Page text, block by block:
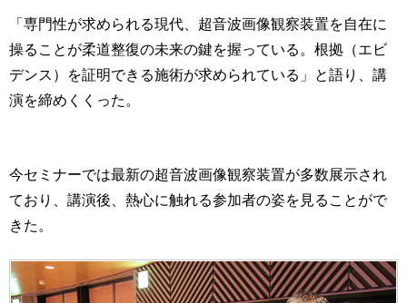
「専門性が求められる現代、超音波画像観察装置を自在に
操ることが柔道整復の未来の鍵を握っている。根拠（エビ
デンス）を証明できる施術が求められている」と語り、講
演を締めくくった。
今セミナーでは最新の超音波画像観察装置が多数展示され
ており、講演後、熱心に触れる参加者の姿を見ることがで
きた。